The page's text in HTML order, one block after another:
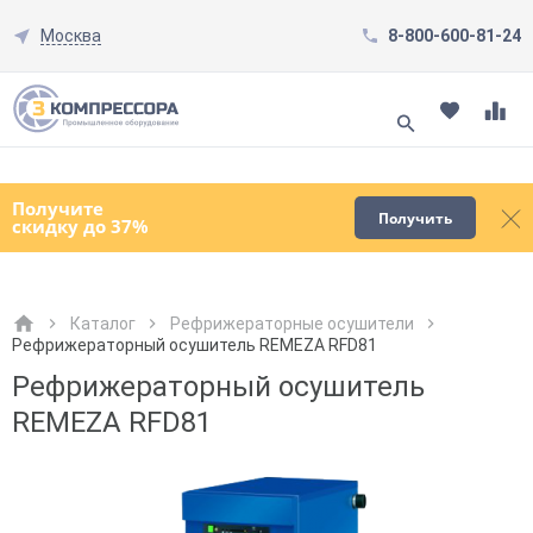
Москва 8-800-600-81-24
Получите
скидку до 37% Получить
Смотреть все товары
Каталог
Рефрижераторные осушители
Рефрижераторный осушитель REMEZA RFD81
Рефрижераторный осушитель
REMEZA RFD81
Как к Вам обращаться?
Как к Вам обращаться?
Как к Вам обращаться?
Как к Вам обращаться?